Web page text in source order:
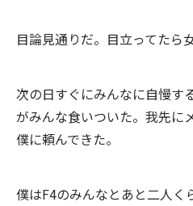
目論見通りだ。目立ってたら
次の日すぐにみんなに自慢す
がみんな食いついた。我先に
僕に頼んできた。
僕はF4のみんなとあと二人く